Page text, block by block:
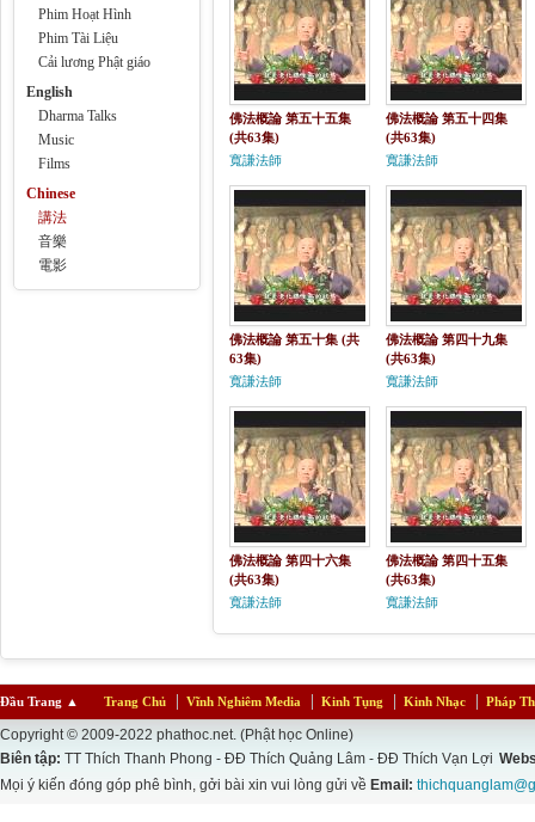
Phim Hoạt Hình
Phim Tài Liệu
Cải lương Phật giáo
English
Dharma Talks
Music
Films
Chinese
講法
音樂
電影
佛法概論 第五十五集
(共63集)
寬謙法師
佛法概論 第五十四集
(共63集)
寬謙法師
佛法概論 第五十集 (共
63集)
寬謙法師
佛法概論 第四十九集
(共63集)
寬謙法師
佛法概論 第四十六集
(共63集)
寬謙法師
佛法概論 第四十五集
(共63集)
寬謙法師
Đầu Trang ▲ Trang Chủ Vĩnh Nghiêm Media Kinh Tụng Kinh Nhạc Pháp
Copyright © 2009-2022 phathoc.net. (Phật học Online)
Biên tập: TT Thích Thanh Phong - ĐĐ Thích Quảng Lâm - ĐĐ Thích Vạn Lợi
Mọi ý kiến đóng góp phê bình, gởi bài xin vui lòng gửi về Email: